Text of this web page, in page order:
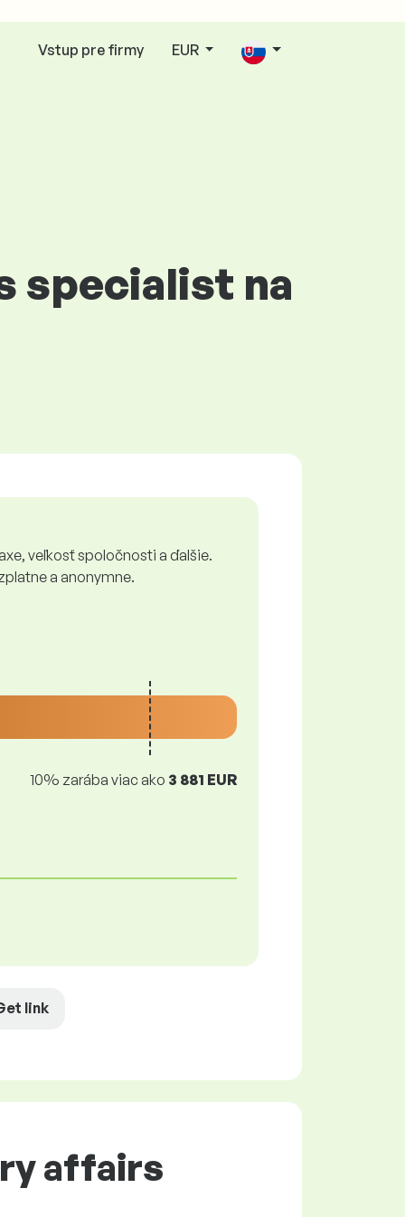
Vstup pre firmy EUR
specialist na
veľkosť spoločnosti a ďalšie.
a anonymne.
10% zarába viac ako 3 881 EUR
link
affairs